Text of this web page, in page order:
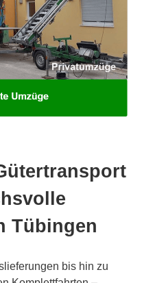
Tübingen
bis hin zu